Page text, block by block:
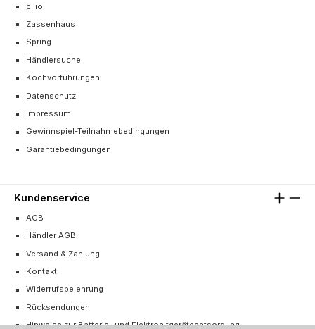
cilio
Zassenhaus
Spring
Händlersuche
Kochvorführungen
Datenschutz
Impressum
Gewinnspiel-Teilnahmebedingungen
Garantiebedingungen
Kundenservice
AGB
Händler AGB
Versand & Zahlung
Kontakt
Widerrufsbelehrung
Rücksendungen
Hinweise zur Batterie- und Elektroaltgeräteentsorgung